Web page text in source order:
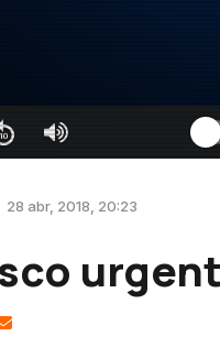
28 abr, 2018, 20:23